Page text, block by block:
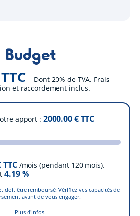
Budget
Dont 20% de TVA. Frais
et raccordement inclus.
apport 2000.00€ TTC
TTC /mois (pendant 120 mois).
4.19%
doit être remboursé. Vérifiez vos capacités de
avant de vous engager.
Plus d'infos.